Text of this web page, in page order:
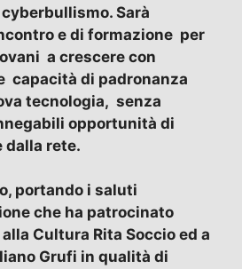
Sarà
e di formazione per
a crescere con
capacità di padronanza
tecnologia, senza
opportunità di
dalla rete.
portando i saluti
che ha patrocinato
Cultura Rita Soccio ed a
Grufi in qualità di